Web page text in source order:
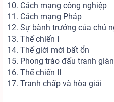
10. Cách mạng công nghiệp
11. Cách mạng Pháp
12. Sự bành trướng của chủ
13. Thế chiến I
14. Thế giới mới bất ổn
15. Phong trào đấu tranh
16. Thế chiến II
17. Tranh chấp và hòa giải